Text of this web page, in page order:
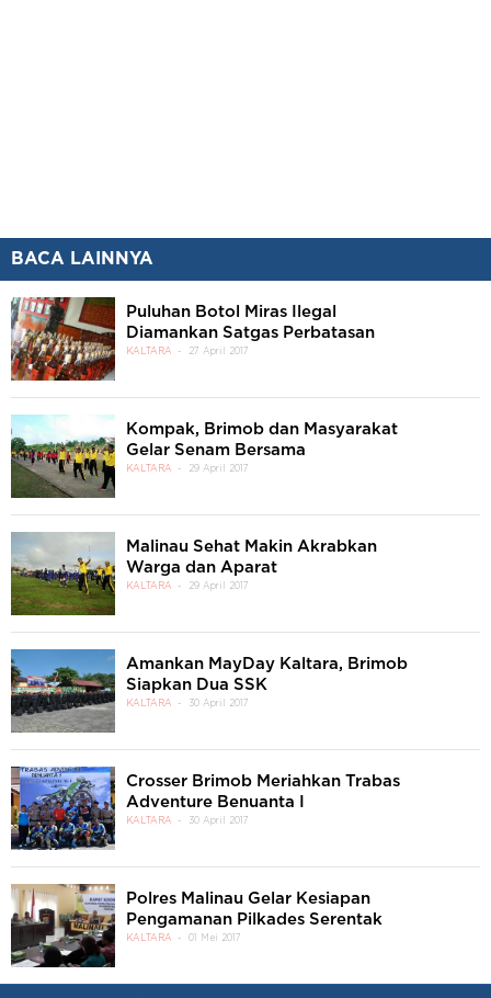
BACA LAINNYA
Puluhan Botol Miras Ilegal
Diamankan Satgas Perbatasan
KALTARA 27 April 2017
Kompak, Brimob dan Masyarakat
Gelar Senam Bersama
KALTARA 29 April 2017
Malinau Sehat Makin Akrabkan
Warga dan Aparat
KALTARA 29 April 2017
Amankan MayDay Kaltara, Brimob
Siapkan Dua SSK
KALTARA 30 April 2017
Crosser Brimob Meriahkan Trabas
Adventure Benuanta I
KALTARA 30 April 2017
Polres Malinau Gelar Kesiapan
Pengamanan Pilkades Serentak
KALTARA 01 Mei 2017